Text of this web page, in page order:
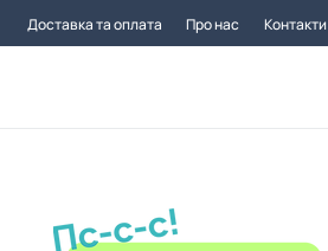
Доставка та оплата Про нас Контакти